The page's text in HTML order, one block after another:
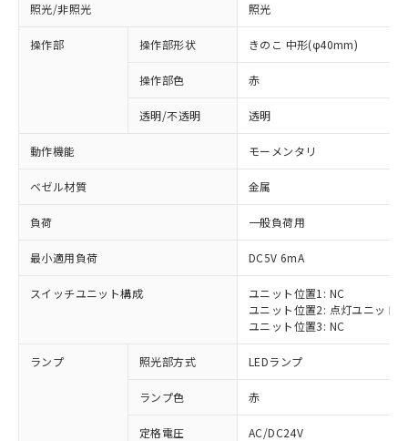
照光/非照光 照光
操作部 操作部形状 きのこ 中形(φ40mm)
操作部色 赤
透明/不透明 透明
動作機能 モーメンタリ
ベゼル材質 金属
負荷 一般負荷用
最小適用負荷 DC5V 6mA
スイッチユニット構成
ユニット位置1: NC
ユニット位置2: 点灯ユニット
ユニット位置3: NC
ランプ 照光部方式 LEDランプ
ランプ色 赤
定格電圧 AC/DC24V